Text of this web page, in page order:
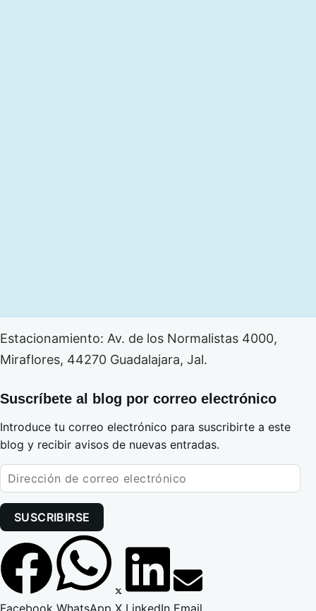
Estacionamiento: Av. de los Normalistas 4000,
Miraflores, 44270 Guadalajara, Jal.
Suscríbete al blog por correo electrónico
Introduce tu correo electrónico para suscribirte a este
blog y recibir avisos de nuevas entradas.
SUSCRIBIRSE
Facebook WhatsApp X LinkedIn Email